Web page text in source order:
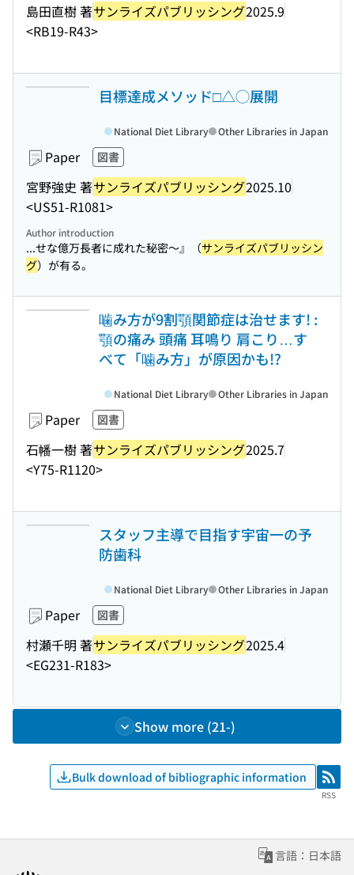
島田直樹 著サンライズパブリッシング2025.9
<RB19-R43>
目標達成メソッド□△◯展開
Paper 図書
宮野強史 著サンライズパブリッシング2025.10
<US51-R1081>
National Diet Library Other Libraries in Japan
Author introduction
...せな億万長者に成れた秘密〜』（サンライズパブリッシン
グ）が有る。
噛み方が9割顎関節症は治せます! :
顎の痛み 頭痛 耳鳴り 肩こり…す
べて「噛み方」が原因かも!?
Paper 図書
石幡一樹 著サンライズパブリッシング2025.7
<Y75-R1120>
National Diet Library Other Libraries in Japan
スタッフ主導で目指す宇宙一の予
防歯科
Paper 図書
村瀬千明 著サンライズパブリッシング2025.4
<EG231-R183>
National Diet Library Other Libraries in Japan
Show more (21-)
Bulk download of bibliographic information RSS
RSS
言語：日本語